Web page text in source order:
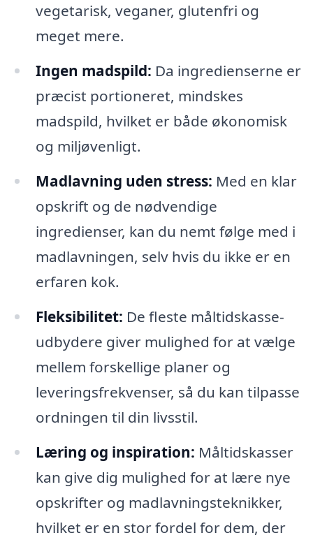
vegetarisk, veganer, glutenfri og
meget mere.
Ingen madspild: Da ingredienserne er
præcist portioneret, mindskes
madspild, hvilket er både økonomisk
og miljøvenligt.
Madlavning uden stress: Med en klar
opskrift og de nødvendige
ingredienser, kan du nemt følge med i
madlavningen, selv hvis du ikke er en
erfaren kok.
Fleksibilitet: De fleste måltidskasse-
udbydere giver mulighed for at vælge
mellem forskellige planer og
leveringsfrekvenser, så du kan tilpasse
ordningen til din livsstil.
Læring og inspiration: Måltidskasser
kan give dig mulighed for at lære nye
opskrifter og madlavningsteknikker,
hvilket er en stor fordel for dem, der